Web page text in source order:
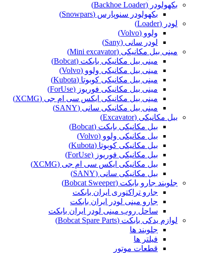
بکهولودر (Backhoe Loader)
بکهولودر سنوپارس (Snowpars)
لودر (Loader)
ولوو (Volvo)
لودر سانی (Sany)
مینی بیل مکانیکی (Mini excavator)
مینی بیل مکانیکی بابکت (Bobcat)
مینی بیل مکانیکی ولوو (Volvo)
مینی بیل مکانیکی کوبوتا (Kubota)
مینی بیل مکانیکی فوریوز (ForUse)
مینی بیل مکانیکی ایکس سی ام جی (XCMG)
مینی بیل مکانیکی سانی (SANY)
بیل مکانیکی (Excavator)
بیل مکانیکی بابکت (Bobcat)
بیل مکانیکی ولوو (Volvo)
بیل مکانیکی کوبوتا (Kubota)
بیل مکانیکی فوریوز (ForUse)
بیل مکانیکی ایکس سی ام جی (XCMG)
بیل مکانیکی سانی (SANY)
جلوبند جارو بابکت (Bobcat Sweeper)
جارو تراکتوری ایران بابکت
جارو مینی لودر ایران بابکت
ساحل روب مینی لودر ایران بابکت
لوازم یدکی بابکت (Bobcat Spare Parts)
جلوبند ها
فیلتر ها
قطعات موتور